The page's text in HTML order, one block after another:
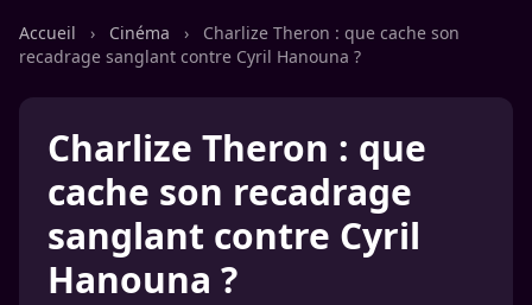
Accueil › Cinéma ›
Charlize Theron : que cache son
recadrage sanglant contre Cyril Hanouna ?
Charlize Theron : que
cache son recadrage
sanglant contre Cyril
Hanouna ?